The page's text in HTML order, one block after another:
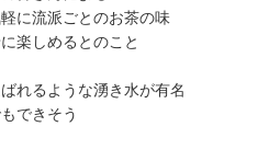
に流派ごとのお茶の味
楽しめるとのこと
れるような湧き水が有名
できそう